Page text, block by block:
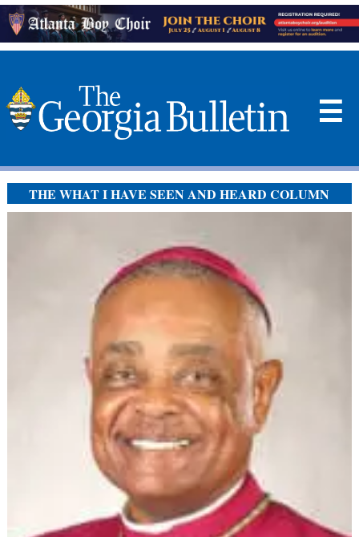
☰
THE WHAT I HAVE SEEN AND HEARD COLUMN